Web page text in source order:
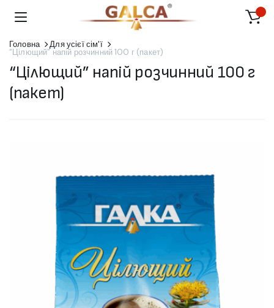
Головна Для усієї сім'ї
“Цілющий” напій розчинний 100 г (пакет)
“Цілющий” напій розчинний 100 г
(пакет)